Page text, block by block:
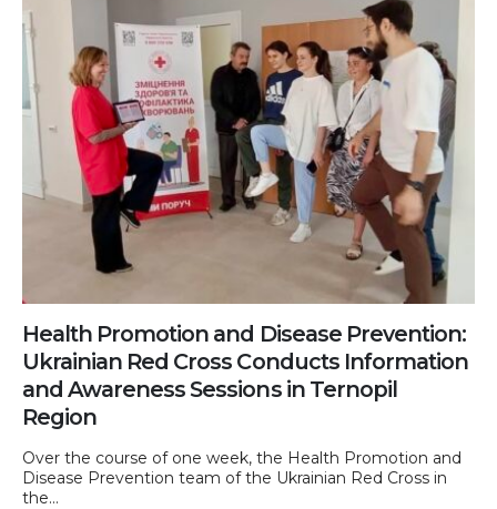
Health Promotion and Disease Prevention:
Ukrainian Red Cross Conducts Information
and Awareness Sessions in Ternopil
Region
Over the course of one week, the Health Promotion and
Disease Prevention team of the Ukrainian Red Cross in
the...